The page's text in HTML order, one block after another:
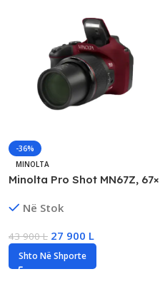
-36%
MINOLTA
Minolta Pro Shot MN67Z, 67×
Në Stok
43 900L 27 900 L
Shto Në Shporte